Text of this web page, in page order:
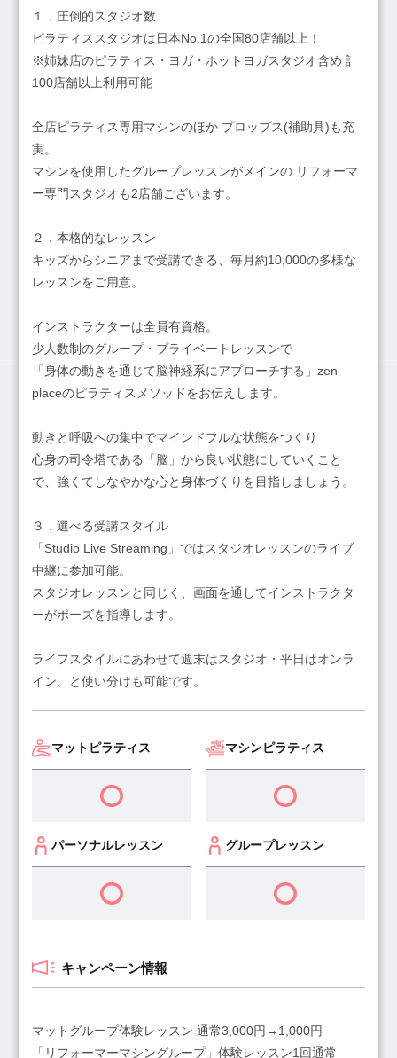
１．圧倒的スタジオ数
ピラティススタジオは日本No.1の全国80店舗以上！
※姉妹店のピラティス・ヨガ・ホットヨガスタジオ含め 計
100店舗以上利用可能
全店ピラティス専用マシンのほか プロップス(補助具)も充
実。
マシンを使用したグループレッスンがメインの リフォーマ
ー専門スタジオも2店舗ございます。
２．本格的なレッスン
キッズからシニアまで受講できる、毎月約10,000の多様な
レッスンをご用意。
インストラクターは全員有資格。
少人数制のグループ・プライベートレッスンで
「身体の動きを通じて脳神経系にアプローチする」zen
placeのピラティスメソッドをお伝えします。
動きと呼吸への集中でマインドフルな状態をつくり
心身の司令塔である「脳」から良い状態にしていくこと
で、強くてしなやかな心と身体づくりを目指しましょう。
３．選べる受講スタイル
「Studio Live Streaming」ではスタジオレッスンのライブ
中継に参加可能。
スタジオレッスンと同じく、画面を通してインストラクタ
ーがポーズを指導します。
ライフスタイルにあわせて週末はスタジオ・平日はオンラ
イン、と使い分けも可能です。
マットピラティス マシンピラティス
パーソナルレッスン グループレッスン
キャンペーン情報
マットグループ体験レッスン 通常3,000円→1,000円
「リフォーマーマシングループ」体験レッスン1回通常